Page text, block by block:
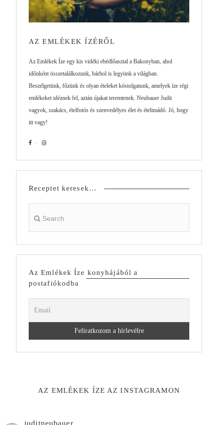
AZ EMLÉKEK ÍZÉRŐL
Az Emlékek Íze egy kis vidéki ebédlőasztal a Bakonyban, ahol
időnként összetalálkozunk, bárhol is legyünk a világban.
Beszélgetünk, főzünk és olyan ételeket kóstolgatunk, amelyek íze régi
emlékeket idéznek fel, aztán újakat teremtenek. Neubauer Judit
vagyok, szakács, ételfotós és szenvedélyes élet és ételimádó. Jó, hogy
itt vagy!
Receptet keresek…
Az Emlékek Íze konyhájából a
postafiókodba
AZ EMLÉKEK ÍZE AZ INSTAGRAMON
juditneubauer